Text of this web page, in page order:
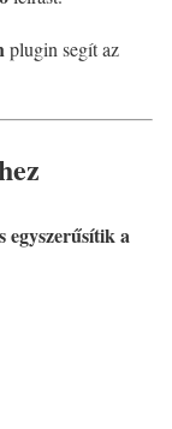
plugin segít az
egyszerűsítik a